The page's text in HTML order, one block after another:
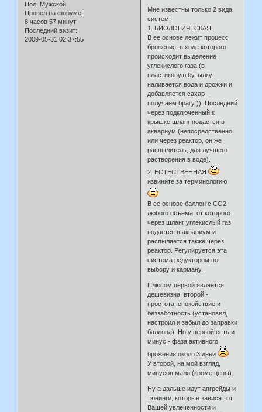
Пол: Мужской
Провел на форуме:
8 часов 57 минут
Последний визит:
2009-05-31 02:37:55
Мне известны только 2 вида
систем:
1. БИОЛОГИЧЕСКАЯ.
В ее основе лежит процесс
брожения, в ходе которого
происходит выделение
углекислого газа (в
пластиковую бутылку
наливается вода и дрожжи и
добавляется сахар -
получаем брагу:)). Последний
через подключенный к
крышке шланг подается в
аквариум (непосредственно
или через реактор, он же
распылитель, для лучшего
растворения в воде).
2. ЕСТЕСТВЕННАЯ
извините за терминологию
В ее основе баллон с СО2
любого объема, от которого
через шланг углекислый газ
подается в аквариум и
распыляется также через
реактор. Регулируется эта
система редуктором по
выбору и карману.
Плюсом первой является
дешевизна, второй -
простота, спокойствие и
беззаботность (установил,
настроил и забыл до заправки
баллона). Но у первой есть и
минус - фаза активного
брожения около 3 дней
У второй, на мой взгляд,
минусов мало (кроме цены).
Ну а дальше идут апгрейды и
тюнинги, которые зависят от
Вашей увлеченности и